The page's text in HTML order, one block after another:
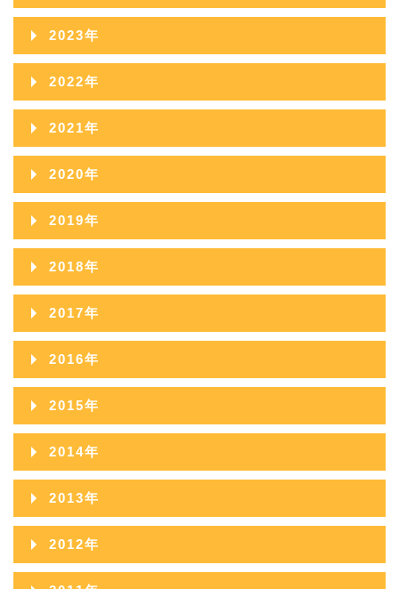
2026年06月
2026年05月
2026年04月
2026年03月
2026年02月
2026年01月
2025年11月
2025年10月
2025年09月
2025年08月
2025年07月
2025年06月
2025年05月
2025年03月
2025年02月
2025年01月
2024年12月
2024年11月
2024年10月
2024年09月
2024年08月
2024年07月
2024年06月
2024年05月
2024年03月
2024年02月
2024年01月
2023年
2023年12月
2023年11月
2023年10月
2023年09月
2023年08月
2023年07月
2023年06月
2023年05月
2023年03月
2023年02月
2023年01月
2022年
2022年12月
2022年11月
2022年10月
2022年09月
2022年08月
2022年07月
2022年06月
2022年05月
2022年03月
2022年02月
2022年01月
2021年
2021年12月
2021年11月
2021年10月
2021年09月
2021年08月
2021年07月
2021年06月
2021年05月
2021年03月
2021年02月
2021年01月
2020年
2020年12月
2020年11月
2020年10月
2020年09月
2020年08月
2020年07月
2020年06月
2020年05月
2020年03月
2020年02月
2019年
2019年12月
2019年11月
2019年10月
2019年09月
2019年08月
2019年07月
2019年06月
2019年05月
2018年
2018年12月
2018年11月
2018年10月
2018年09月
2018年08月
2018年07月
2018年06月
2018年05月
2017年
2017年12月
2017年11月
2017年10月
2017年09月
2017年08月
2017年07月
2017年06月
2016年
2016年12月
2016年11月
2016年10月
2016年09月
2016年08月
2016年07月
2015年
2015年12月
2015年11月
2015年10月
2015年09月
2014年
2014年12月
2014年11月
2014年10月
2013年
2013年12月
2013年11月
2012年
2012年12月